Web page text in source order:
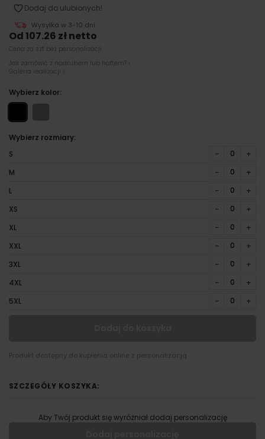
Dodaj do ulubionych!
Wysyłka w 3-10 dni
Od 107.26 zł netto
Cena za szt bez personalizacji
Jak zamówić z nadrukiem lub haftem? ›
Galeria realizacji ›
Wybierz kolor:
Wybierz rozmiary:
S
− +
M − +
L − +
XS − +
XL − +
XXL − +
3XL − +
4XL − +
5XL − +
Produkt dostępny do kupienia online z personalizacją
SZCZEGÓŁY KOSZYKA:
Aby Twój produkt się wyróżniał dodaj personalizację